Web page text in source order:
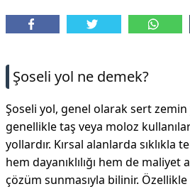
Şoseli yol ne demek?
Şoseli yol, genel olarak sert zemin
genellikle taş veya moloz
yollardır. Kırsal alanlarda sıklıkla
hem dayanıklılığı hem de maliyet
çözüm sunmasıyla bilinir. Özellikle